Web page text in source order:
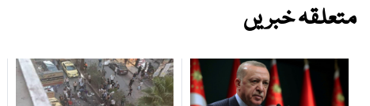
متعلقہ خبریں